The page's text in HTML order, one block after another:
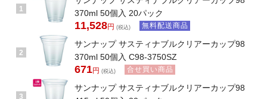
1
370ml 50個入 20パック
11,528円 (税込) 無料配送商品
2
サンナップ サスティナブルクリアーカップ98
370ml 50個入 C98-3750SZ
671円 (税込) 合せ買い商品
3
サンナップ サスティナブルクリアーカップ98